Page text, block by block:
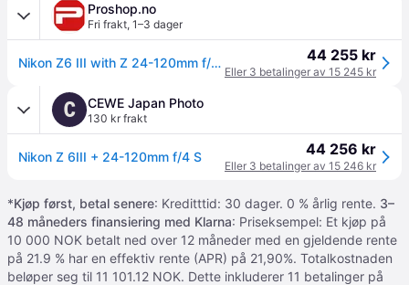
Proshop.no
Fri frakt, 1–3 dager
Nikon Z6 III with Z 24-120mm f/4 S-Kit 44 255 kr
Eller 3 betalinger av 15 245 kr
C CEWE Japan Photo
130 kr frakt
Nikon Z 6III + 24-120mm f/4 S 44 256 kr
Eller 3 betalinger av 15 246 kr
*Kjøp først, betal senere: Kreditttid: 30 dager. 0 % årlig rente. 3–
48 måneders finansiering med Klarna: Priseksempel: Et kjøp på
10 000 NOK betalt ned over 12 måneder med en gjeldende rente
på 21.9 % har en effektiv rente (APR) på 21,90%. Totalkostnaden
beløper seg til 11 101.12 NOK. Dette inkluderer 11 betalinger på